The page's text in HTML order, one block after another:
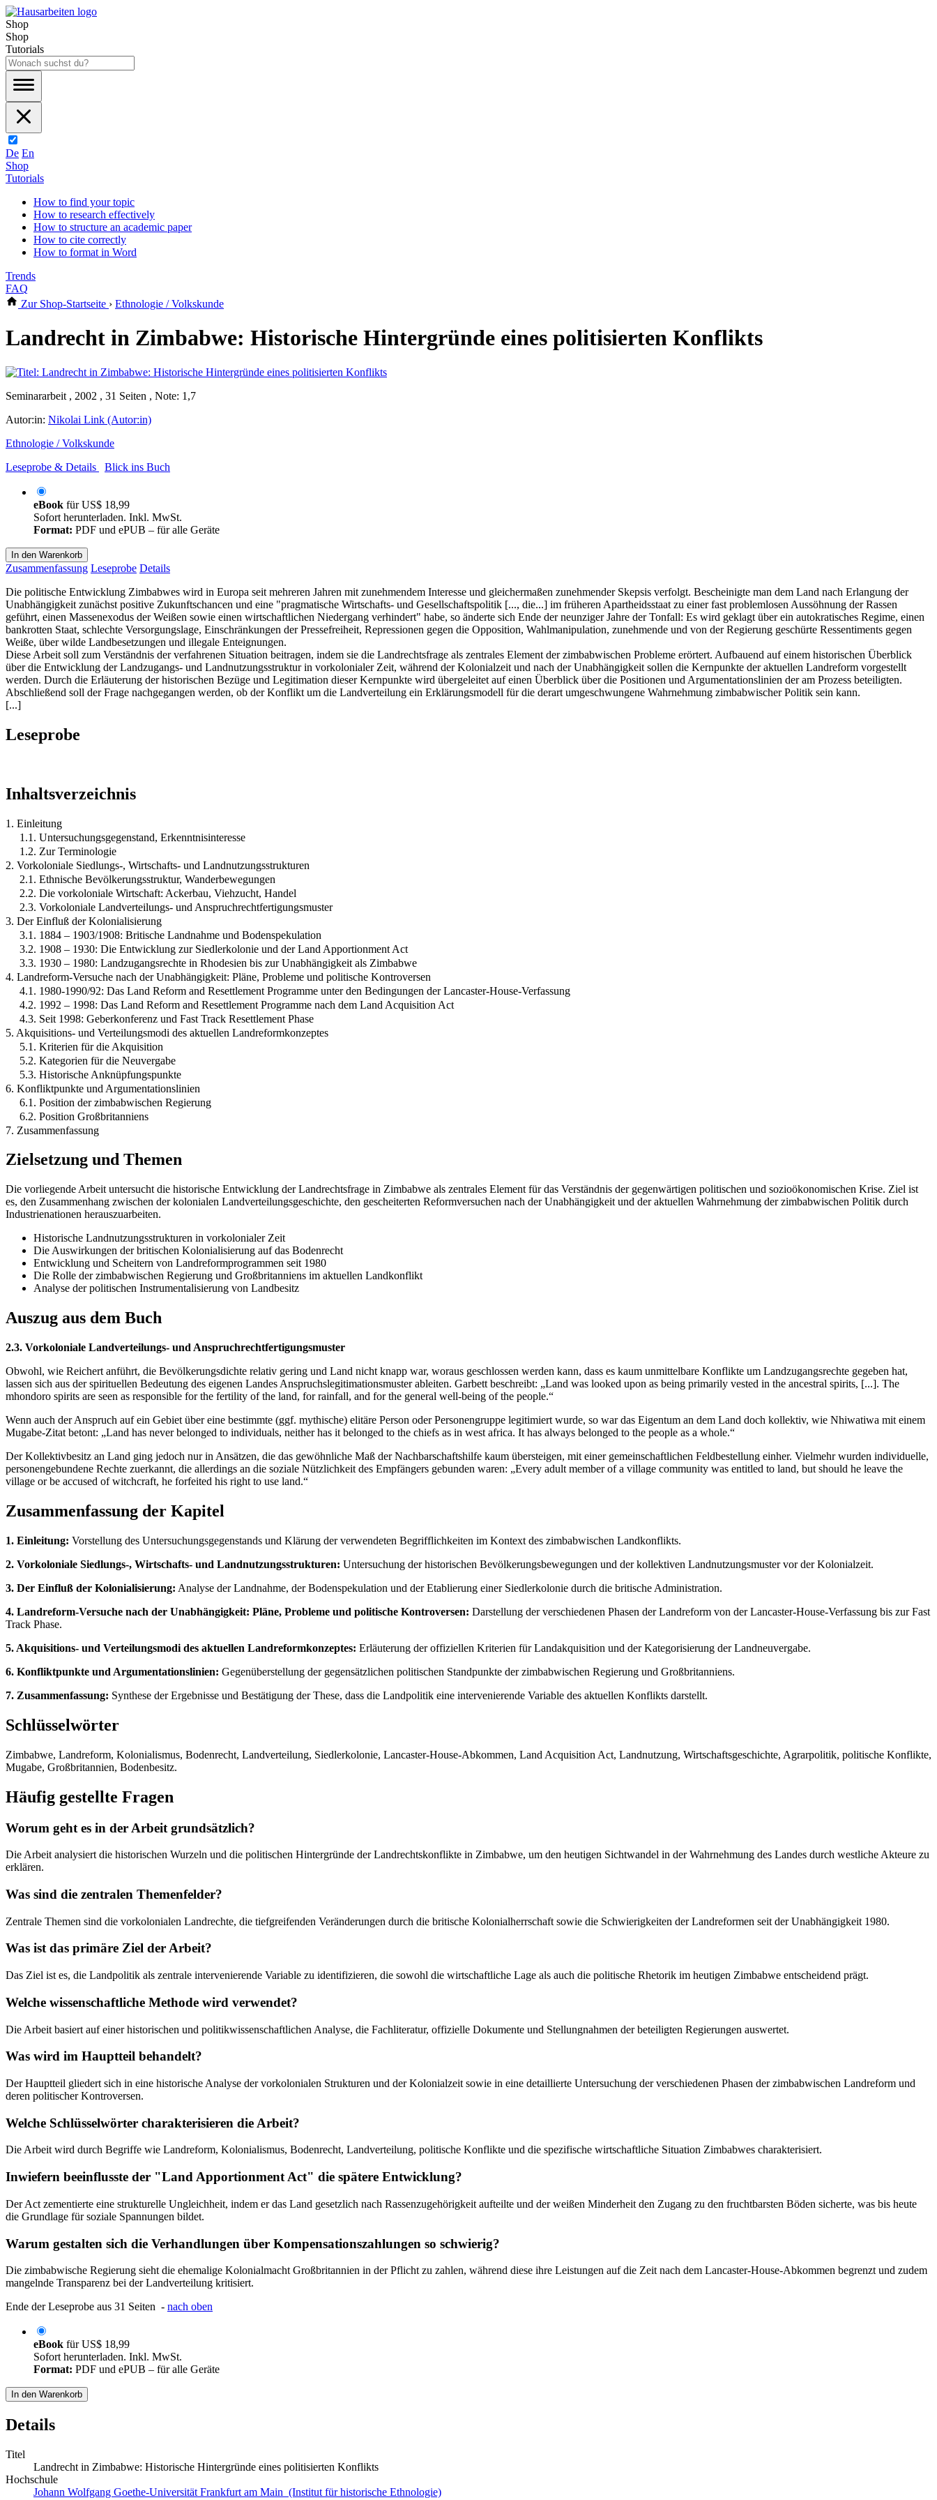
Shop
Shop
Tutorials
De En
Shop
Tutorials
How to find your topic
How to research effectively
How to structure an academic paper
How to cite correctly
How to format in Word
Trends
FAQ
Zur Shop-Startseite › Ethnologie / Volkskunde
Landrecht in Zimbabwe: Historische Hintergründe eines politisierten Konflikts
Seminararbeit , 2002 , 31 Seiten , Note: 1,7
Autor:in: Nikolai Link (Autor:in)
Ethnologie / Volkskunde
Leseprobe & Details
Blick ins Buch
eBook fürUS$ 18,99
Sofort herunterladen. Inkl. MwSt.
Format: PDF und ePUB – für alle Geräte
In den Warenkorb
Zusammenfassung Leseprobe Details
Die politische Entwicklung Zimbabwes wird in Europa seit mehreren Jahren mit zunehmendem Interesse und gleichermaßen zunehmender Skepsis verfolgt. Bescheinigte man dem Land nach Erlangung der
Unabhängigkeit zunächst positive Zukunftschancen und eine "pragmatische Wirtschafts- und Gesellschaftspolitik [..., die...] im früheren Apartheidsstaat zu einer fast problemlosen Aussöhnung der Rassen
geführt, einen Massenexodus der Weißen sowie einen wirtschaftlichen Niedergang verhindert" habe, so änderte sich Ende der neunziger Jahre der Tonfall: Es wird geklagt über ein autokratisches Regime, einen
bankrotten Staat, schlechte Versorgungslage, Einschränkungen der Pressefreiheit, Repressionen gegen die Opposition, Wahlmanipulation, zunehmende und von der Regierung geschürte Ressentiments gegen
Weiße, über wilde Landbesetzungen und illegale Enteignungen.
Diese Arbeit soll zum Verständnis der verfahrenen Situation beitragen, indem sie die Landrechtsfrage als zentrales Element der zimbabwischen Probleme erörtert. Aufbauend auf einem historischen Überblick
über die Entwicklung der Landzugangs- und Landnutzungsstruktur in vorkolonialer Zeit, während der Kolonialzeit und nach der Unabhängigkeit sollen die Kernpunkte der aktuellen Landreform vorgestellt
werden. Durch die Erläuterung der historischen Bezüge und Legitimation dieser Kernpunkte wird übergeleitet auf einen Überblick über die Positionen und Argumentationslinien der am Prozess beteiligten.
Abschließend soll der Frage nachgegangen werden, ob der Konflikt um die Landverteilung ein Erklärungsmodell für die derart umgeschwungene Wahrnehmung zimbabwischer Politik sein kann.
[...]
Leseprobe
Inhaltsverzeichnis
1. Einleitung
1.1. Untersuchungsgegenstand, Erkenntnisinteresse
1.2. Zur Terminologie
2. Vorkoloniale Siedlungs-, Wirtschafts- und Landnutzungsstrukturen
2.1. Ethnische Bevölkerungsstruktur, Wanderbewegungen
2.2. Die vorkoloniale Wirtschaft: Ackerbau, Viehzucht, Handel
2.3. Vorkoloniale Landverteilungs- und Anspruchrechtfertigungsmuster
3. Der Einfluß der Kolonialisierung
3.1. 1884 – 1903/1908: Britische Landnahme und Bodenspekulation
3.2. 1908 – 1930: Die Entwicklung zur Siedlerkolonie und der Land Apportionment Act
3.3. 1930 – 1980: Landzugangsrechte in Rhodesien bis zur Unabhängigkeit als Zimbabwe
4. Landreform-Versuche nach der Unabhängigkeit: Pläne, Probleme und politische Kontroversen
4.1. 1980-1990/92: Das Land Reform and Resettlement Programme unter den Bedingungen der Lancaster-House-Verfassung
4.2. 1992 – 1998: Das Land Reform and Resettlement Programme nach dem Land Acquisition Act
4.3. Seit 1998: Geberkonferenz und Fast Track Resettlement Phase
5. Akquisitions- und Verteilungsmodi des aktuellen Landreformkonzeptes
5.1. Kriterien für die Akquisition
5.2. Kategorien für die Neuvergabe
5.3. Historische Anknüpfungspunkte
6. Konfliktpunkte und Argumentationslinien
6.1. Position der zimbabwischen Regierung
6.2. Position Großbritanniens
7. Zusammenfassung
Zielsetzung und Themen
Die vorliegende Arbeit untersucht die historische Entwicklung der Landrechtsfrage in Zimbabwe als zentrales Element für das Verständnis der gegenwärtigen politischen und sozioökonomischen Krise. Ziel ist
es, den Zusammenhang zwischen der kolonialen Landverteilungsgeschichte, den gescheiterten Reformversuchen nach der Unabhängigkeit und der aktuellen Wahrnehmung der zimbabwischen Politik durch
Industrienationen herauszuarbeiten.
Historische Landnutzungsstrukturen in vorkolonialer Zeit
Die Auswirkungen der britischen Kolonialisierung auf das Bodenrecht
Entwicklung und Scheitern von Landreformprogrammen seit 1980
Die Rolle der zimbabwischen Regierung und Großbritanniens im aktuellen Landkonflikt
Analyse der politischen Instrumentalisierung von Landbesitz
Auszug aus dem Buch
2.3. Vorkoloniale Landverteilungs- und Anspruchrechtfertigungsmuster
Obwohl, wie Reichert anführt, die Bevölkerungsdichte relativ gering und Land nicht knapp war, woraus geschlossen werden kann, dass es kaum unmittelbare Konflikte um Landzugangsrechte gegeben hat,
lassen sich aus der spirituellen Bedeutung des eigenen Landes Anspruchslegitimationsmuster ableiten. Garbett beschreibt: „Land was looked upon as being primarily vested in the ancestral spirits, [...]. The
mhondoro spirits are seen as responsible for the fertility of the land, for rainfall, and for the general well-being of the people.“
Wenn auch der Anspruch auf ein Gebiet über eine bestimmte (ggf. mythische) elitäre Person oder Personengruppe legitimiert wurde, so war das Eigentum an dem Land doch kollektiv, wie Nhiwatiwa mit einem
Mugabe-Zitat betont: „Land has never belonged to individuals, neither has it belonged to the chiefs as in west africa. It has always belonged to the people as a whole.“
Der Kollektivbesitz an Land ging jedoch nur in Ansätzen, die das gewöhnliche Maß der Nachbarschaftshilfe kaum übersteigen, mit einer gemeinschaftlichen Feldbestellung einher. Vielmehr wurden individuelle,
personengebundene Rechte zuerkannt, die allerdings an die soziale Nützlichkeit des Empfängers gebunden waren: „Every adult member of a village community was entitled to land, but should he leave the
village or be accused of witchcraft, he forfeited his right to use land.“
Zusammenfassung der Kapitel
1. Einleitung: Vorstellung des Untersuchungsgegenstands und Klärung der verwendeten Begrifflichkeiten im Kontext des zimbabwischen Landkonflikts.
2. Vorkoloniale Siedlungs-, Wirtschafts- und Landnutzungsstrukturen: Untersuchung der historischen Bevölkerungsbewegungen und der kollektiven Landnutzungsmuster vor der Kolonialzeit.
3. Der Einfluß der Kolonialisierung: Analyse der Landnahme, der Bodenspekulation und der Etablierung einer Siedlerkolonie durch die britische Administration.
4. Landreform-Versuche nach der Unabhängigkeit: Pläne, Probleme und politische Kontroversen: Darstellung der verschiedenen Phasen der Landreform von der Lancaster-House-Verfassung bis zur Fast
Track Phase.
5. Akquisitions- und Verteilungsmodi des aktuellen Landreformkonzeptes: Erläuterung der offiziellen Kriterien für Landakquisition und der Kategorisierung der Landneuvergabe.
6. Konfliktpunkte und Argumentationslinien: Gegenüberstellung der gegensätzlichen politischen Standpunkte der zimbabwischen Regierung und Großbritanniens.
7. Zusammenfassung: Synthese der Ergebnisse und Bestätigung der These, dass die Landpolitik eine intervenierende Variable des aktuellen Konflikts darstellt.
Schlüsselwörter
Zimbabwe, Landreform, Kolonialismus, Bodenrecht, Landverteilung, Siedlerkolonie, Lancaster-House-Abkommen, Land Acquisition Act, Landnutzung, Wirtschaftsgeschichte, Agrarpolitik, politische Konflikte,
Mugabe, Großbritannien, Bodenbesitz.
Häufig gestellte Fragen
Worum geht es in der Arbeit grundsätzlich?
Die Arbeit analysiert die historischen Wurzeln und die politischen Hintergründe der Landrechtskonflikte in Zimbabwe, um den heutigen Sichtwandel in der Wahrnehmung des Landes durch westliche Akteure zu
erklären.
Was sind die zentralen Themenfelder?
Zentrale Themen sind die vorkolonialen Landrechte, die tiefgreifenden Veränderungen durch die britische Kolonialherrschaft sowie die Schwierigkeiten der Landreformen seit der Unabhängigkeit 1980.
Was ist das primäre Ziel der Arbeit?
Das Ziel ist es, die Landpolitik als zentrale intervenierende Variable zu identifizieren, die sowohl die wirtschaftliche Lage als auch die politische Rhetorik im heutigen Zimbabwe entscheidend prägt.
Welche wissenschaftliche Methode wird verwendet?
Die Arbeit basiert auf einer historischen und politikwissenschaftlichen Analyse, die Fachliteratur, offizielle Dokumente und Stellungnahmen der beteiligten Regierungen auswertet.
Was wird im Hauptteil behandelt?
Der Hauptteil gliedert sich in eine historische Analyse der vorkolonialen Strukturen und der Kolonialzeit sowie in eine detaillierte Untersuchung der verschiedenen Phasen der zimbabwischen Landreform und
deren politischer Kontroversen.
Welche Schlüsselwörter charakterisieren die Arbeit?
Die Arbeit wird durch Begriffe wie Landreform, Kolonialismus, Bodenrecht, Landverteilung, politische Konflikte und die spezifische wirtschaftliche Situation Zimbabwes charakterisiert.
Inwiefern beeinflusste der "Land Apportionment Act" die spätere Entwicklung?
Der Act zementierte eine strukturelle Ungleichheit, indem er das Land gesetzlich nach Rassenzugehörigkeit aufteilte und der weißen Minderheit den Zugang zu den fruchtbarsten Böden sicherte, was bis heute
die Grundlage für soziale Spannungen bildet.
Warum gestalten sich die Verhandlungen über Kompensationszahlungen so schwierig?
Die zimbabwische Regierung sieht die ehemalige Kolonialmacht Großbritannien in der Pflicht zu zahlen, während diese ihre Leistungen auf die Zeit nach dem Lancaster-House-Abkommen begrenzt und zudem
mangelnde Transparenz bei der Landverteilung kritisiert.
Ende der Leseprobe aus 31 Seiten - nach oben
eBook fürUS$ 18,99
Sofort herunterladen. Inkl. MwSt.
Format: PDF und ePUB – für alle Geräte
In den Warenkorb
Details
Titel
Landrecht in Zimbabwe: Historische Hintergründe eines politisierten Konflikts
Hochschule
Johann Wolfgang Goethe-Universität Frankfurt am Main (Institut für historische Ethnologie)